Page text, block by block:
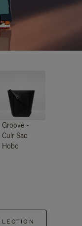
Groove -
Cuir Sac
Hobo